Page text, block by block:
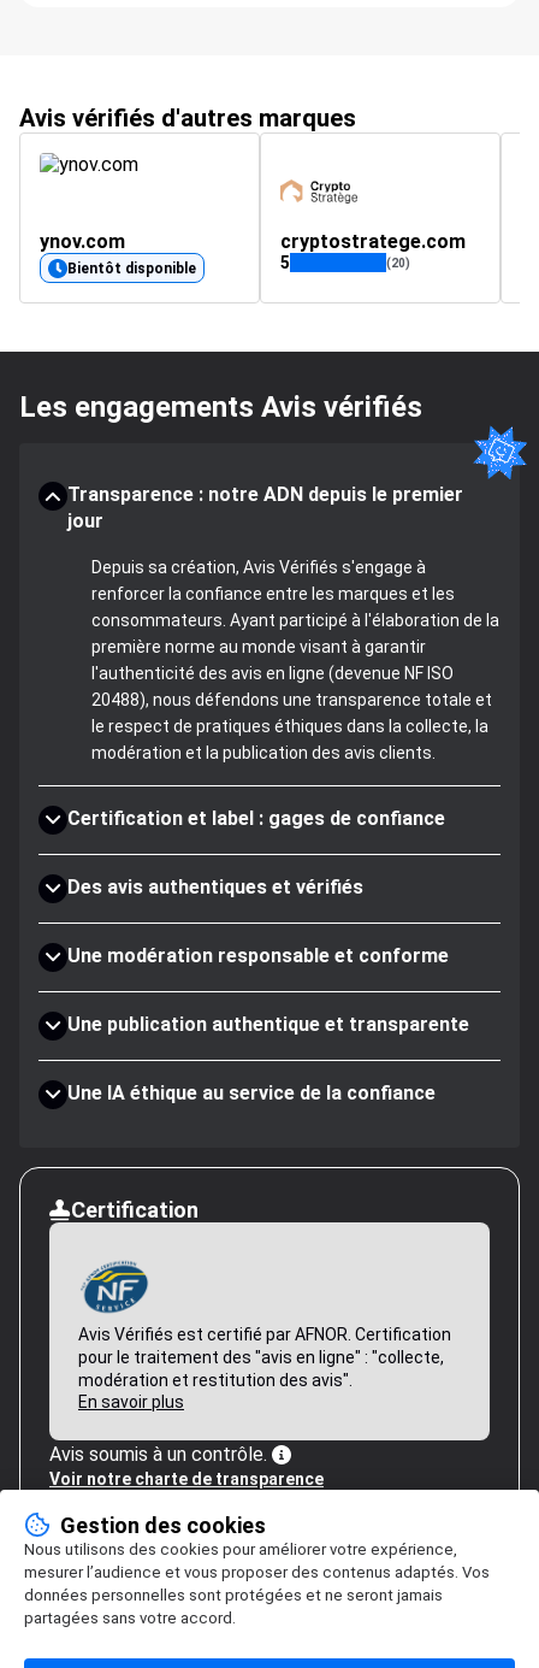
Avis vérifiés d'autres marques
ynov.com
Bientôt disponible
cryptostratege.com
5 (20)
Les engagements Avis vérifiés
Transparence : notre ADN depuis le premier
jour
Depuis sa création, Avis Vérifiés s'engage à
renforcer la confiance entre les marques et les
consommateurs. Ayant participé à l'élaboration de la
première norme au monde visant à garantir
l'authenticité des avis en ligne (devenue NF ISO
20488), nous défendons une transparence totale et
le respect de pratiques éthiques dans la collecte, la
modération et la publication des avis clients.
Certification et label : gages de confiance
Des avis authentiques et vérifiés
Une modération responsable et conforme
Une publication authentique et transparente
Une IA éthique au service de la confiance
Certification
Avis Vérifiés est certifié par AFNOR. Certification
pour le traitement des "avis en ligne" : "collecte,
modération et restitution des avis".
En savoir plus
Avis soumis à un contrôle.
Voir notre charte de transparence
Gestion des cookies
Nous utilisons des cookies pour améliorer votre expérience,
mesurer l’audience et vous proposer des contenus adaptés. Vos
données personnelles sont protégées et ne seront jamais
partagées sans votre accord.